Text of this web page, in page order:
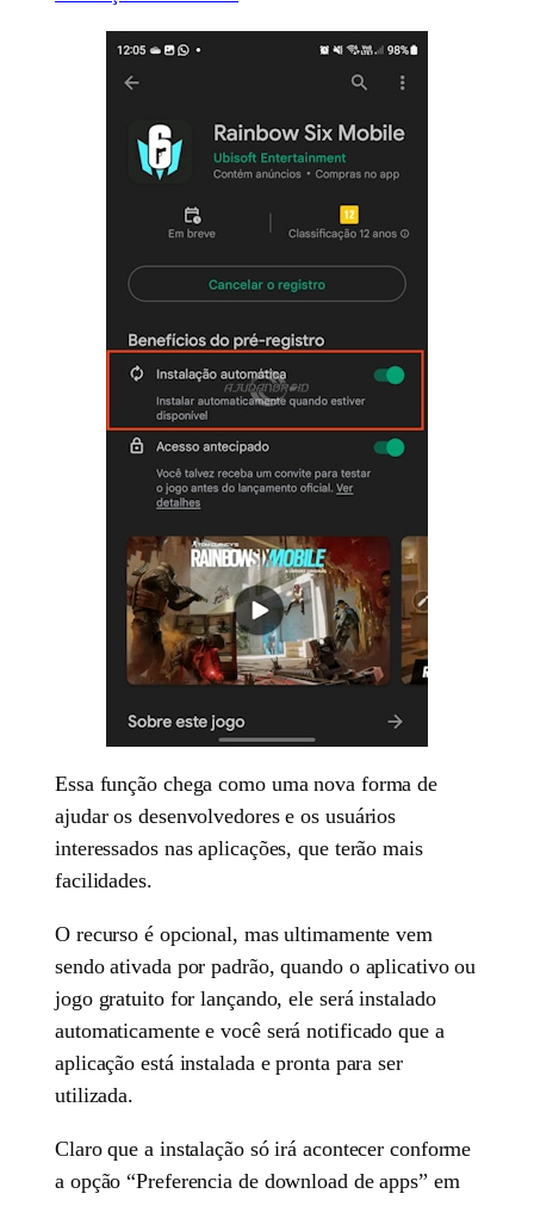
Essa função chega como uma nova forma de
ajudar os desenvolvedores e os usuários
interessados nas aplicações, que terão mais
facilidades.
O recurso é opcional, mas ultimamente vem
sendo ativada por padrão, quando o aplicativo ou
jogo gratuito for lançando, ele será instalado
automaticamente e você será notificado que a
aplicação está instalada e pronta para ser
utilizada.
Claro que a instalação só irá acontecer conforme
a opção “Preferencia de download de apps” em